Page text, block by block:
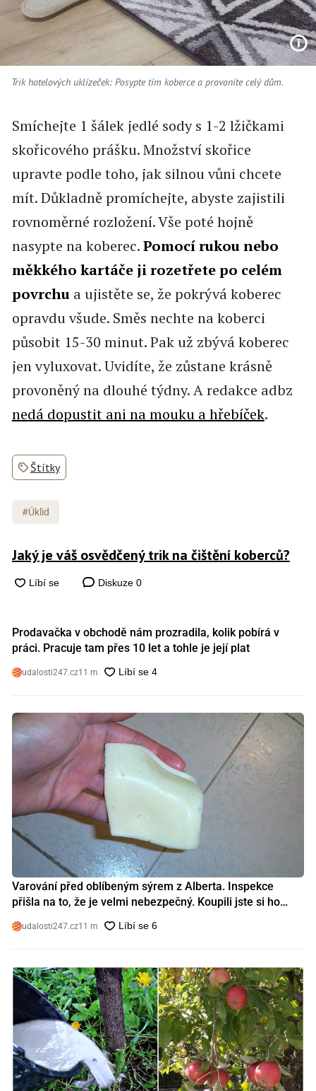
Trik hotelových uklízeček: Posypte tím koberce a provoníte celý dům.
Smíchejte 1 šálek jedlé sody s 1-2 lžičkami
skořicového prášku. Množství skořice
upravte podle toho, jak silnou vůni chcete
mít. Důkladně promíchejte, abyste zajistili
rovnoměrné rozložení. Vše poté hojně
nasypte na koberec.Pomocí rukou nebo
měkkého kartáče ji rozetřete po celém
povrchua ujistěte se, že pokrývá koberec
opravdu všude. Směs nechte na koberci
působit 15-30 minut. Pak už zbývá koberec
jen vyluxovat. Uvidíte, že zůstane krásně
provoněný na dlouhé týdny. A redakce adbz
nedá dopustit ani na mouku a hřebíček.
Štítky
#Úklid
Jaký je váš osvědčený trik na čištění koberců?
Diskuze 0
Prodavačka v obchodě nám prozradila, kolik pobírá v
práci. Pracuje tam přes 10 let a tohle je její plat
udalosti247.cz11 m
Varování před oblíbeným sýrem z Alberta. Inspekce
přišla na to, že je velmi nebezpečný. Koupili jste si ho
udalosti247.cz11 m